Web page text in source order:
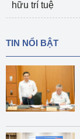
hữu trí tuệ
TIN NỔI BẬT